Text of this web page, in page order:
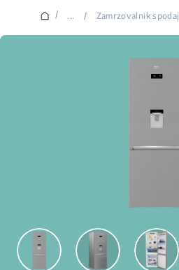
/ ... / Zamrzovalnik spodaj